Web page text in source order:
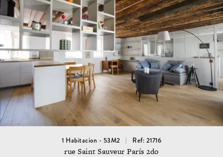
1 Habitacion - 53M2 Ref: 21716
rue Saint Sauveur París 2do